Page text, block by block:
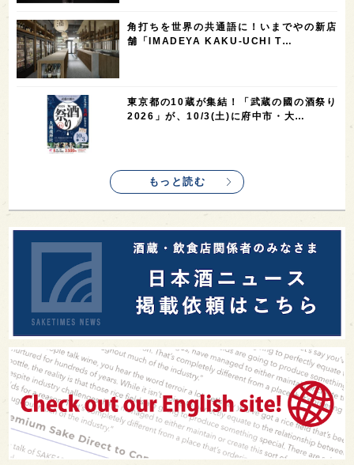
長野県 24 千葉県 18 山形県 17 福島県 16
秋田県 14 愛知県 14 14 13
北海道 13 茨城県
オピニオンリーダーの視点 9 埼玉県 9 広島県 8
7 ヨーロッパ
7 和歌山県
SAKE100 5 佐賀県
大分県 4 三重県 3 大阪府 3 青森県 3 福岡県 3
3 福井県 2 オーストラリア 2
アジア SAKEの時代を生きる 静岡県 1
現役蔵人 1 愛媛県 1
全蔵めぐり 1 シンガポール 1 カナダ 1 群馬県 1
熊本県 1 徳島県 北米 1 イギリス 1 ノルウェー 1
新宿区 1 歌舞伎町 1 沖縄県 1
saketimes_image_4 1
10の設問に答えるだけで“好みの日本酒”が
わかる無料サイト「日本酒三角チャート
真夏にしぼりたてのおいしさを無料体験！
造の新シリーズ第1弾「Phenomeno …
角打ちを世界の共通語に！いまでやの新店
舗「IMADEYA KAKU-UCHI T…